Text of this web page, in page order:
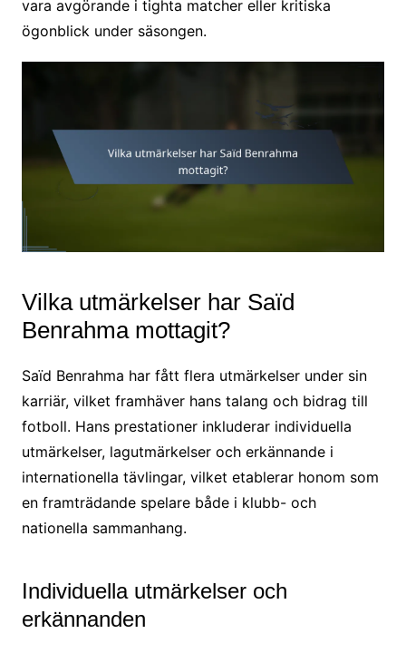
vara avgörande i tighta matcher eller kritiska
ögonblick under säsongen.
Vilka utmärkelser har Saïd
Benrahma mottagit?
Saïd Benrahma har fått flera utmärkelser under sin
karriär, vilket framhäver hans talang och bidrag till
fotboll. Hans prestationer inkluderar individuella
utmärkelser, lagutmärkelser och erkännande i
internationella tävlingar, vilket etablerar honom som
en framträdande spelare både i klubb- och
nationella sammanhang.
Individuella utmärkelser och
erkännanden